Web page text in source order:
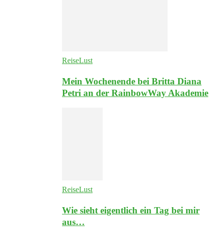
ReiseLust
Mein Wochenende bei Britta Diana
Petri an der RainbowWay Akademie
ReiseLust
Wie sieht eigentlich ein Tag bei mir
aus…